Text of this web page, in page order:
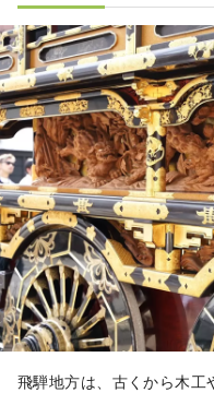
飛騨地方は、古くから木工